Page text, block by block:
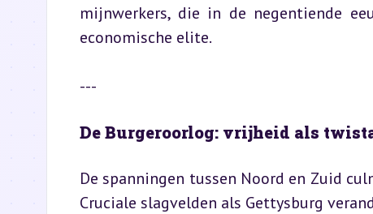
mijnwerkers, die in de negentiende
economische elite.
---
De Burgeroorlog: vrijheid als
De spanningen tussen Noord en Zuid
Cruciale slagvelden als Gettysburg